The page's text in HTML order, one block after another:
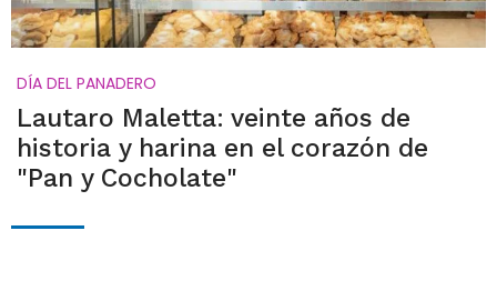
DÍA DEL PANADERO
Lautaro Maletta: veinte años de
historia y harina en el corazón de
"Pan y Cocholate"